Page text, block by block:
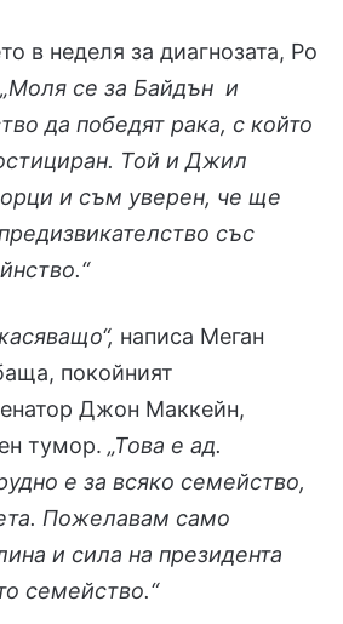
в неделя за диагнозата, Ро
„Моля се за Байдън и
да победят рака, с който
Той и Джил
и съм уверен, че ще
със
написа Меган
покойният
Джон Маккейн,
тумор. „Това е ад.
е за всяко семейство,
Пожелавам само
и сила на президента
семейство.“